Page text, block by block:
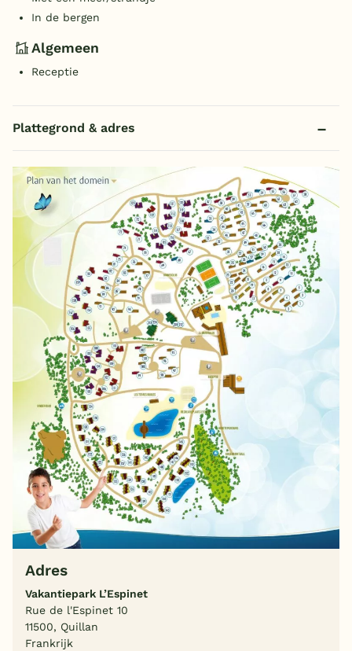
In de bergen
Algemeen
Receptie
Plattegrond & adres
Adres
Vakantiepark L’Espinet
Rue de l'Espinet 10
11500, Quillan
Frankrijk